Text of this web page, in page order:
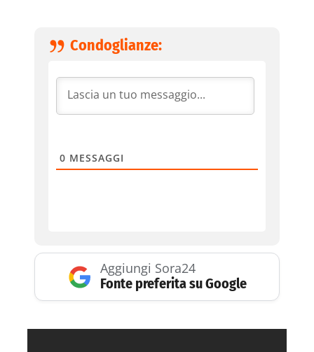
Condoglianze:
0 MESSAGGI
Aggiungi Sora24
Fonte preferita su Google